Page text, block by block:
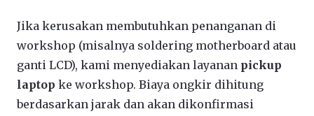
Jika kerusakan membutuhkan penanganan di
workshop (misalnya soldering motherboard atau
ganti LCD), kami menyediakan layanan pickup
laptop ke workshop. Biaya ongkir dihitung
berdasarkan jarak dan akan dikonfirmasi